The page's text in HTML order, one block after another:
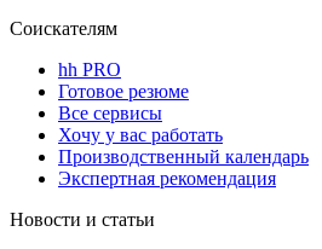
Соискателям
hh PRO
Готовое резюме
Все сервисы
Хочу у вас работать
Производственный календарь
Экспертная рекомендация
Новости и статьи